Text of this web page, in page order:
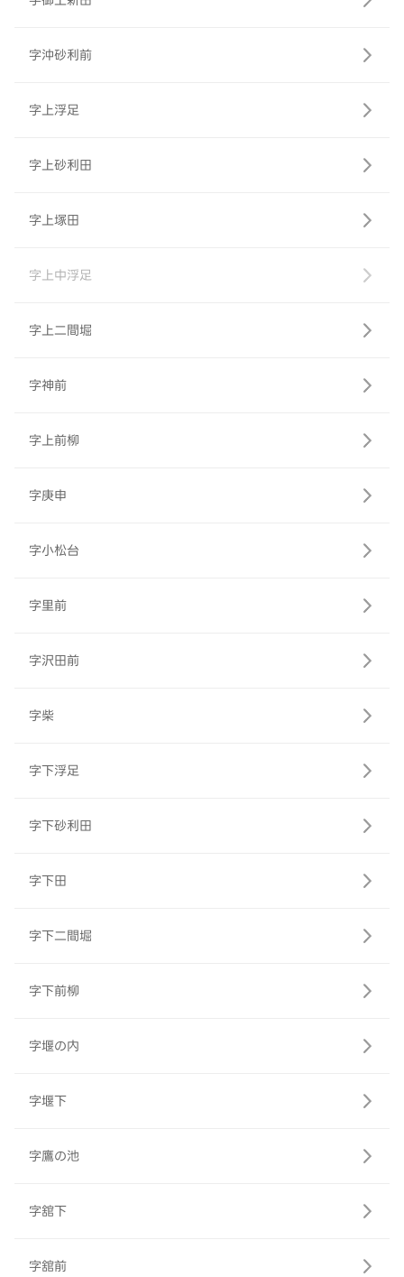
字沖砂利前
字上浮足
字上砂利田
字上塚田
字上中浮足
字上二間堀
字神前
字上前柳
字庚申
字小松台
字里前
字沢田前
字柴
字下浮足
字下砂利田
字下田
字下二間堀
字下前柳
字堰の内
字堰下
字鷹の池
字舘下
字舘前